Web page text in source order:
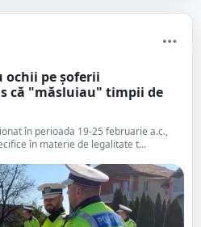
pe șoferii
că "măsluiau" timpii de
în perioada 19-25 februarie a.c.,
în materie de legalitate t...